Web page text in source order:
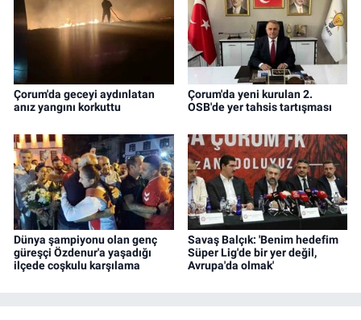
Çorum'da geceyi aydınlatan
anız yangını korkuttu
Çorum'da yeni kurulan 2.
OSB'de yer tahsis tartışması
Dünya şampiyonu olan genç
güreşçi Özdenur'a yaşadığı
ilçede coşkulu karşılama
Savaş Balçık: 'Benim hedefim
Süper Lig'de bir yer değil,
Avrupa'da olmak'